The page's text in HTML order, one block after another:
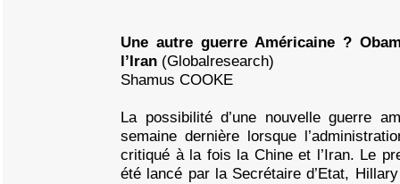
Une autre guerre Américaine ?
l’Iran (Globalresearch)
Shamus COOKE
La possibilité d’une nouvelle guerre
semaine dernière lorsque
critiqué à la fois la Chine et l’Iran. Le
été lancé par la Secrétaire d’Etat,